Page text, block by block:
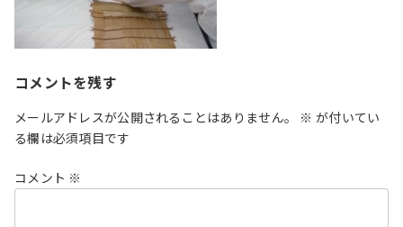
コメントを残す
メールアドレスが公開されることはありません。 ※ が付いてい
る欄は必須項目です
コメント ※